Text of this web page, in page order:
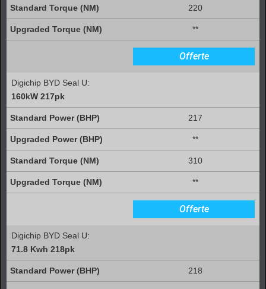
220
**
Offerte
Digichip BYD Seal U:
160kW 217pk
217
**
310
**
Offerte
Digichip BYD Seal U:
71.8 Kwh 218pk
218